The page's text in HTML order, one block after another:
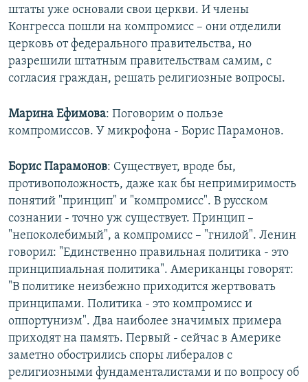
штаты уже основали свои церкви. И члены
Конгресса пошли на компромисс – они отделили
церковь от федерального правительства, но
разрешили штатным правительствам самим, с
согласия граждан, решать религиозные вопросы.
Марина Ефимова: Поговорим о пользе
компромиссов. У микрофона - Борис Парамонов.
Борис Парамонов: Существует, вроде бы,
противоположность, даже как бы непримиримость
понятий "принцип" и "компромисс". В русском
сознании - точно уж существует. Принцип –
"непоколебимый", а компромисс – "гнилой". Ленин
говорил: "Единственно правильная политика - это
принципиальная политика". Американцы говорят:
"В политике неизбежно приходится жертвовать
принципами. Политика - это компромисс и
оппортунизм". Два наиболее значимых примера
приходят на память. Первый - сейчас в Америке
заметно обострились споры либералов с
религиозными фундаменталистами и по вопросу об